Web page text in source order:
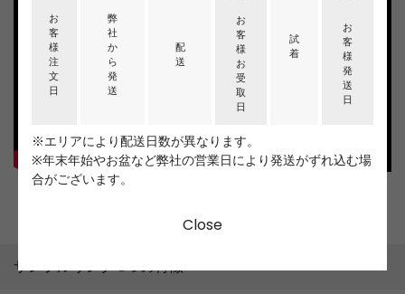
サンプルリング 3つの特徴
お
客
様
注
文
日
弊
社
か
ら
発
送
配
送
お
客
様
お
受
取
日
試
着
お
客
様
発
送
日
※エリアにより配送日数が異なります。
※年末年始やお盆など弊社の営業日により発送がずれ込む場
合がございます。
Close